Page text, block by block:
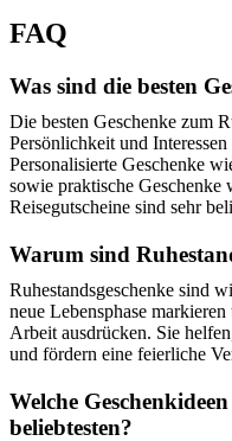
FAQ
Was sind die besten
Die besten Geschenke zum
Persönlichkeit und
Personalisierte Geschenke
sowie praktische
Reisegutscheine sind sehr
Warum sind
Ruhestandsgeschenke sind
neue Lebensphase
Arbeit ausdrücken. Sie
und fördern eine feierliche
Welche
beliebtesten?